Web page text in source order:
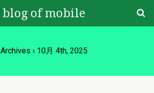
blog of mobile
Archives › 10月 4th, 2025